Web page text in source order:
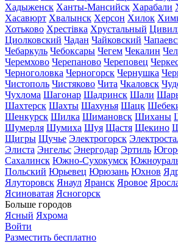
Хадыженск Ханты-Мансийск Харабали
Хасавюрт Хвалынск Херсон Хилок
Хотьково Хрестівка Хрустальный
Циолковский Чадан Чайковский
Чебаркуль Чебоксары Чегем Чекалин
Черемхово Черепаново Череповец
Черноголовка Черногорск Чернушка
Чистополь Чистяково Чита Чкаловск
Чухлома Шагонар Шадринск Шали
Шахтерск Шахты Шахунья Шацк
Шенкурск Шилка Шимановск Шиханы
Шумерля Шумиха Шуя Щастя Щекино
Щигры Щучье Электрогорск
Элиста Энгельс Энергодар Эртиль
Сахалинск Южно-Сухокумск
Польский Юрьевец Юрюзань Юхнов
Ялуторовск Янаул Яранск Яровое
Ясиноватая Ясногорск
Больше городов
Ясный Яхрома
Войти
Разместить бесплатно